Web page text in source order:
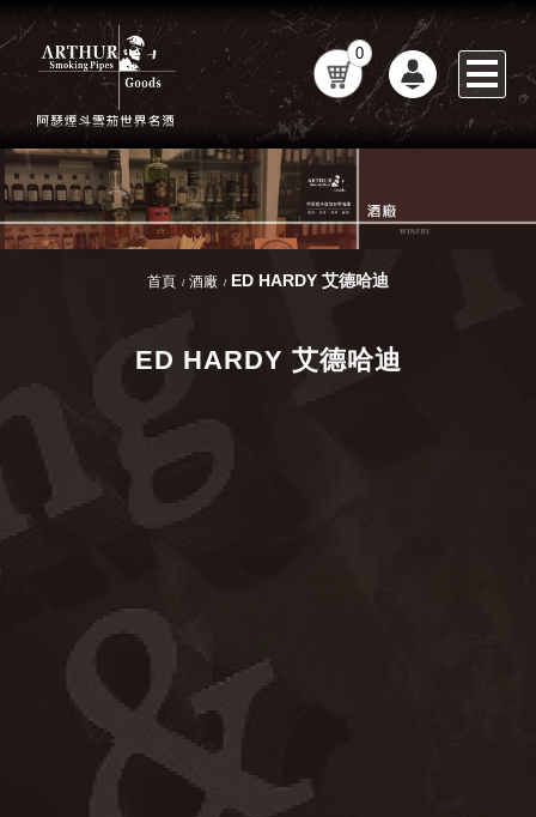
0
首頁 酒廠 ED HARDY 艾德哈迪
ED HARDY 艾德哈迪